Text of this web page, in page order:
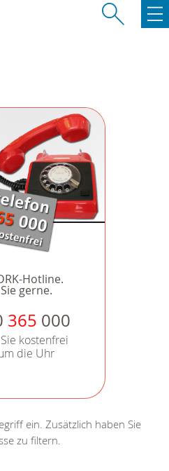
Hotline.
gerne.
365 000
kostenfrei
die Uhr
ein. Zusätzlich haben Sie
zu filtern.